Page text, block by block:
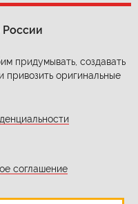
России
придумывать, создавать
оригинальные
соглашение